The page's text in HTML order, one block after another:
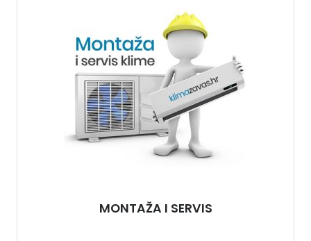
MONTAŽA I SERVIS